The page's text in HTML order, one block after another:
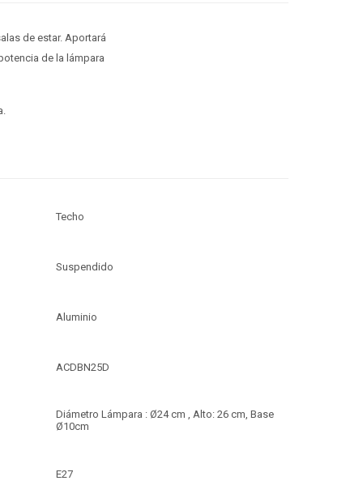
de estar. Aportará
de la lámpara
Techo
Suspendido
Aluminio
ACDBN25D
Diámetro Lámpara : Ø24 cm , Alto: 26 cm, Base
Ø10cm
E27